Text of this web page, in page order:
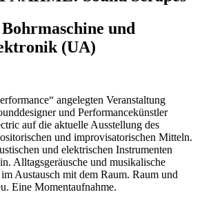
und
(UA)
angelegten Veranstaltung
und Performancekünstler
auf die aktuelle Ausstellung des
und improvisatorischen Mitteln.
und elektrischen Instrumenten
Alltagsgeräusche und musikalische
Austausch mit dem Raum. Raum und
Eine Momentaufnahme.